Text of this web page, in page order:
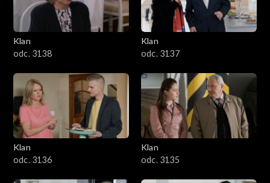
Klan
odc. 3138
Klan
odc. 3137
Klan
odc. 3136
Klan
odc. 3135